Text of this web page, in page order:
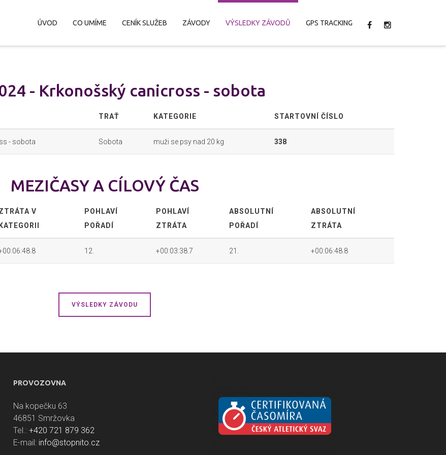
ÚVOD CO UMÍME CENÍK SLUŽEB ZÁVODY VÝSLEDKY ZÁVODŮ GPS TRACKING
- Krkonošský canicross - sobota
TRAŤ KATEGORIE STARTOVNÍ ČÍSLO
- sobota Sobota muži se psy nad 20 kg 338
MEZIČASY A CÍLOVÝ ČAS
V
KATEGORII
POHLAVÍ
POŘADÍ
POHLAVÍ
ZTRÁTA
ABSOLUTNÍ
POŘADÍ
ABSOLUTNÍ
ZTRÁTA
12. +00:03:38.7 21. +00:06:48.8
VÝSLEDKY ZÁVODU
PROVOZOVNA
Na kopečku 63
46851 Smržovka
Tel.: +420 721 879 362
E-mail: info@stopnito.cz